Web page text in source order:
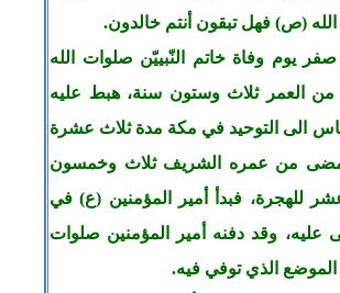
(ص) فهل تبقون أنتم خالدون.
يوم وفاة خاتم النّبييّن صلوات الله
من العمر ثلاث وستون سنة، هبط عليه
الى التوحيد في مكة مدة ثلاث عشرة
مضى من عمره الشريف ثلاث وخمسون
للهجرة، فبدأ أمير المؤمنين (ع) في
عليه، وقد دفنه أمير المؤمنين صلوات
الموضع الذي توفي فيه.